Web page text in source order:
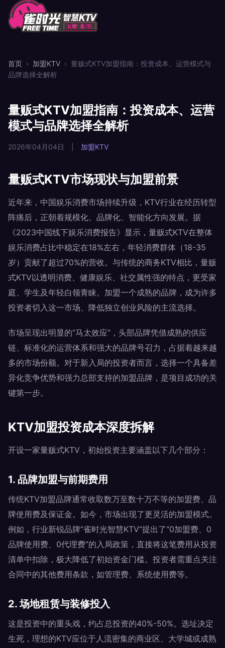
首页 › 加盟KTV › 量贩式KTV加盟指南：投资成本、运营模式与
品牌选择全解析
量贩式KTV加盟指南：投资成本、运营
模式与品牌选择全解析
2026年04月04日 加盟KTV
量贩式KTV市场现状与加盟前景
近年来，中国娱乐消费市场持续升级，KTV行业在经历转型
阵痛后，正朝着规模化、品牌化、智能化方向发展。据
《2023中国线下娱乐消费报告》显示，量贩式KTV在整体
娱乐消费占比中稳定在18%左右，年轻消费群体（18-35
岁）贡献了超过70%的营收。与传统的商务KTV相比，量贩
式KTV以透明消费、健康娱乐、社交属性强的特点，更受家
庭、学生及年轻白领青睐。加盟一个成熟的品牌，成为许多
投资者切入这一市场、降低独立创业风险的主流选择。
市场呈现出明显的“马太效应”，头部品牌凭借成熟的供应
链、标准化的运营体系和强大的品牌号召力，占据着越来越
多的市场份额。对于新入局的投资者而言，选择一个具备差
异化竞争优势和强力总部支持的加盟品牌，是项目成功的关
键第一步。
KTV加盟投资成本深度拆解
开设一家量贩式KTV，初始投资主要涵盖以下几个部分：
1. 品牌加盟与前期费用
传统KTV加盟品牌通常收取数万至数十万不等的加盟费、品
牌使用费及保证金。如今，市场出现了更灵活的加盟模式。
例如，行业新锐品牌“雀时光智慧KTV”提出了“0加盟费、0
品牌使用费、0代理费”的入局政策，直接将这笔费用从投资
清单中扣除，极大降低了初始资金门槛。投资者需重点关注
合同中的其他费用条款，如管理费、系统使用费等。
2. 场地租赁与装修投入
这是投资中的重头戏，约占总投资的40%-50%。选址决定
生死，理想的KTV应位于人流密集的商业区、大学城或成熟